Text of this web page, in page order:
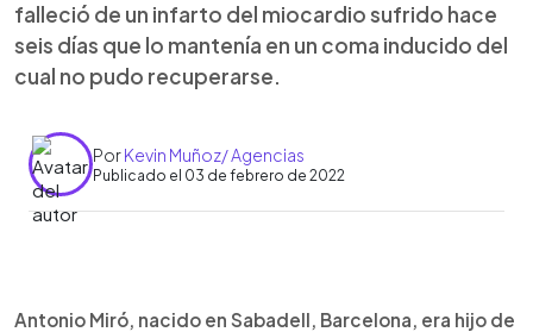
falleció de un infarto del miocardio sufrido hace
seis días que lo mantenía en un coma inducido del
cual no pudo recuperarse.
PorKevin Muñoz/ Agencias
Publicado el 03 de febrero de 2022
► Escuchar artículo
Antonio Miró, nacido en Sabadell, Barcelona, era hijo de